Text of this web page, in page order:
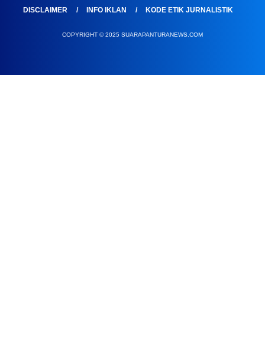
DISCLAIMER
INFO IKLAN KODE ETIK JURNALISTIK
COPYRIGHT © 2025 SUARAPANTURANEWS.COM